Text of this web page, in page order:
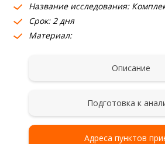
О компании
Где сдать
Название исследования:
Срок: 2 дня
Материал:
Описание
Подготовка к
Адреса пунктов